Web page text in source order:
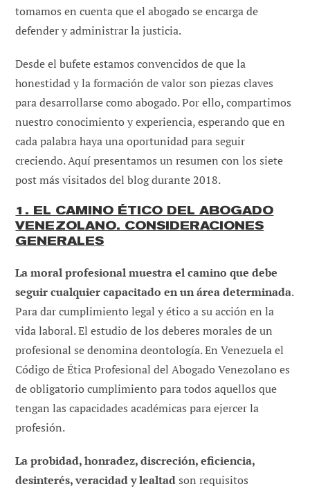
tomamos en cuenta que el abogado se encarga de
defender y administrar la justicia.
Desde el bufete estamos convencidos de que la
honestidad y la formación de valor son piezas claves
para desarrollarse como abogado. Por ello, compartimos
nuestro conocimiento y experiencia, esperando que en
cada palabra haya una oportunidad para seguir
creciendo. Aquí presentamos un resumen con los siete
post más visitados del blog durante 2018.
1. EL CAMINO ÉTICO DEL ABOGADO
VENEZOLANO. CONSIDERACIONES
GENERALES
La moral profesional muestra el camino que debe
seguir cualquier capacitado en un área determinada.
Para dar cumplimiento legal y ético a su acción en la
vida laboral. El estudio de los deberes morales de un
profesional se denomina deontología. En Venezuela el
Código de Ética Profesional del Abogado Venezolano es
de obligatorio cumplimiento para todos aquellos que
tengan las capacidades académicas para ejercer la
profesión.
La probidad, honradez, discreción, eficiencia,
desinterés, veracidad y lealtadson requisitos